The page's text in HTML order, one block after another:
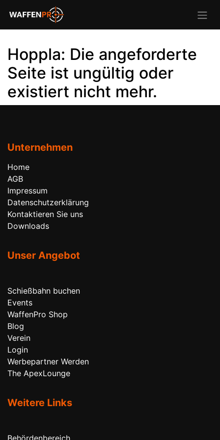
Hoppla: Die angeforderte
Seite ist ungültig oder
existiert nicht mehr.
Unternehmen
Home
AGB
Impressum
Datenschutzerklärung
Kontaktieren Sie uns
Downloads
Unser Angebot
Schießbahn buchen
Events
WaffenPro Shop
Blog
Verein
Login
Werbepartner Werden
The ApexLounge
Weitere Links
Behördenbereich